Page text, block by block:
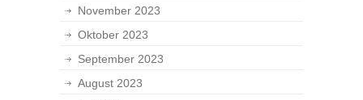
November 2023
Oktober 2023
September 2023
August 2023